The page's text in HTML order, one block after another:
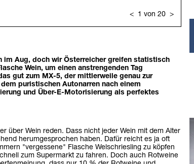
im Aug, doch wir Österreicher greifen statistisch
Wein, um einen anstrengenden Tag
gut zum MX-5, der mittlerweile genau zur
puristischen Autonarren nach einem
und Über-E-Motorisierung als perfektes
über Wein reden. Dass nicht jeder Wein mit dem Alter
herumgesprochen haben. Dafür reicht es ja oft
"vergessene" Flasche Welschriesling zu köpfen
zum Supermarkt zu fahren. Doch auch Rotweine